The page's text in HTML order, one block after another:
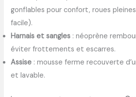
gonflables pour confort, roues
facile).
Harnais et sangles : néoprène
éviter frottements et escarres.
Assise : mousse ferme recouverte
et lavable.